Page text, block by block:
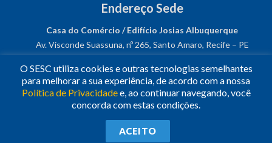
Endereço Sede
Casa do Comércio / Edifício Josias Albuquerque
Av. Visconde Suassuna, nº 265, Santo Amaro, Recife – PE
CNPJ: 03.482.931/0001-61
Siga-nos!
Todos os Direitos Reservados.
O SESC utiliza cookies e outras tecnologias semelhantes
para melhorar a sua experiência, de acordo com a nossa
Política de Privacidadee, ao continuar navegando, você
concorda com estas condições.
ACEITO